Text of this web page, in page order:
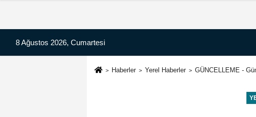
8 Ağustos 2026, Cumartesi
Haberler Yerel Haberler GÜNCELLEME -